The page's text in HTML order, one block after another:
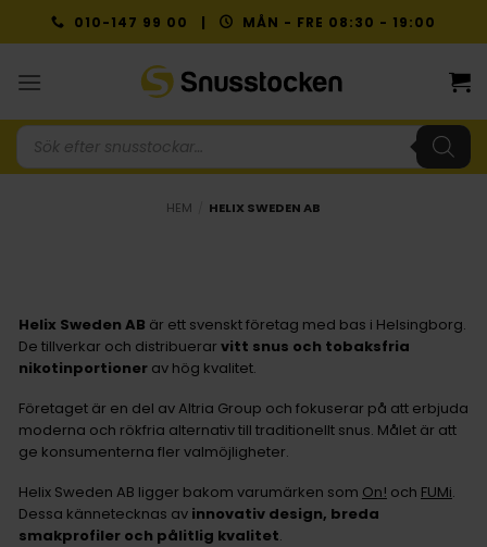
to
010-147 99 00 | MÅN - FRE 08:30 - 19:00
Produktsökning
HEM HELIX SWEDEN AB
Helix Sweden AB är ett svenskt företag med bas i Helsingborg.
De tillverkar och distribuerar vitt snus och tobaksfria
nikotinportioner av hög kvalitet.
Företaget är en del av Altria Group och fokuserar på att erbjuda
moderna och rökfria alternativ till traditionellt snus. Målet är att
ge konsumenterna fler valmöjligheter.
Helix Sweden AB ligger bakom varumärken som On! och FUMi.
Dessa kännetecknas av innovativ design, breda
smakprofiler och pålitlig kvalitet.